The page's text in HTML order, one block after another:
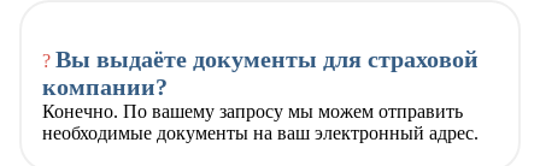
? Вы выдаёте документы для страховой
компании?
Конечно. По вашему запросу мы можем отправить
необходимые документы на ваш электронный адрес.